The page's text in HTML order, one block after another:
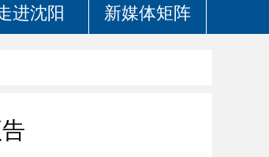
进沈阳 新媒体矩阵